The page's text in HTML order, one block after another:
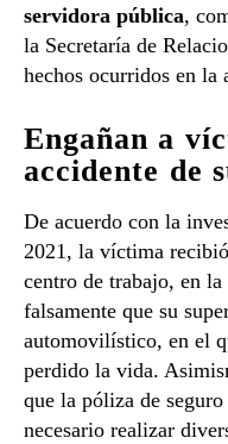
servidora pública,
la Secretaría de
hechos ocurridos en la
Engañan a
accidente de
De acuerdo con la
2021, la víctima
centro de trabajo, en
falsamente que su
automovilístico, en el
perdido la vida.
que la póliza de
necesario realizar